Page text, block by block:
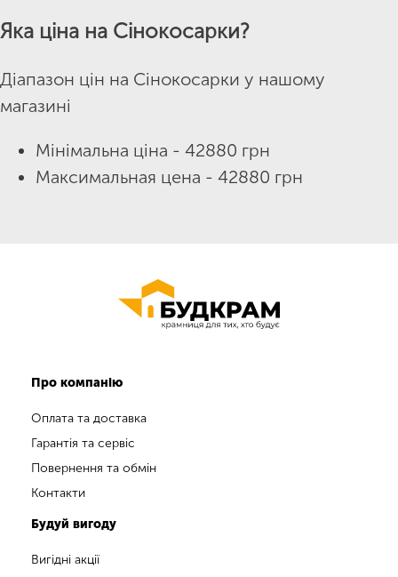
Яка ціна на Сінокосарки?
Діапазон цін на Сінокосарки у нашому
магазині
Мінімальна ціна - 42880 грн
Максимальная цена - 42880 грн
Про компанію
Оплата та доставка
Гарантія та сервіс
Повернення та обмін
Контакти
Будуй вигоду
Вигідні акції